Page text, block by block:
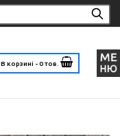
В корзині - 0 тов.